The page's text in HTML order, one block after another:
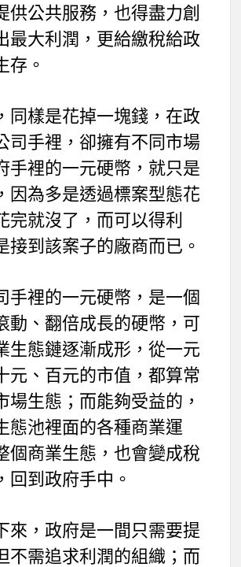
供公共服務，也得盡力創
最大利潤，更給繳稅給政
存。
同樣是花掉一塊錢，在政
司手裡，卻擁有不同市場
手裡的一元硬幣，就只是
因為多是透過標案型態花
完就沒了，而可以得利
接到該案子的廠商而已。
手裡的一元硬幣，是一個
動、翻倍成長的硬幣，可
生態鏈逐漸成形，從一元
元、百元的市值，都算常
場生態；而能夠受益的，
態池裡面的各種商業運
個商業生態，也會變成稅
回到政府手中。
來，政府是一間只需要提
不需追求利潤的組織；而